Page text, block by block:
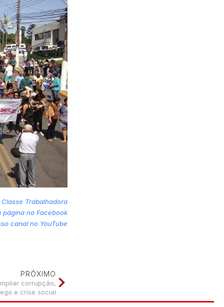
Trabalhadora
página no Facebook
canal no YouTube
PRÓXIMO
corrupção,
e crise social